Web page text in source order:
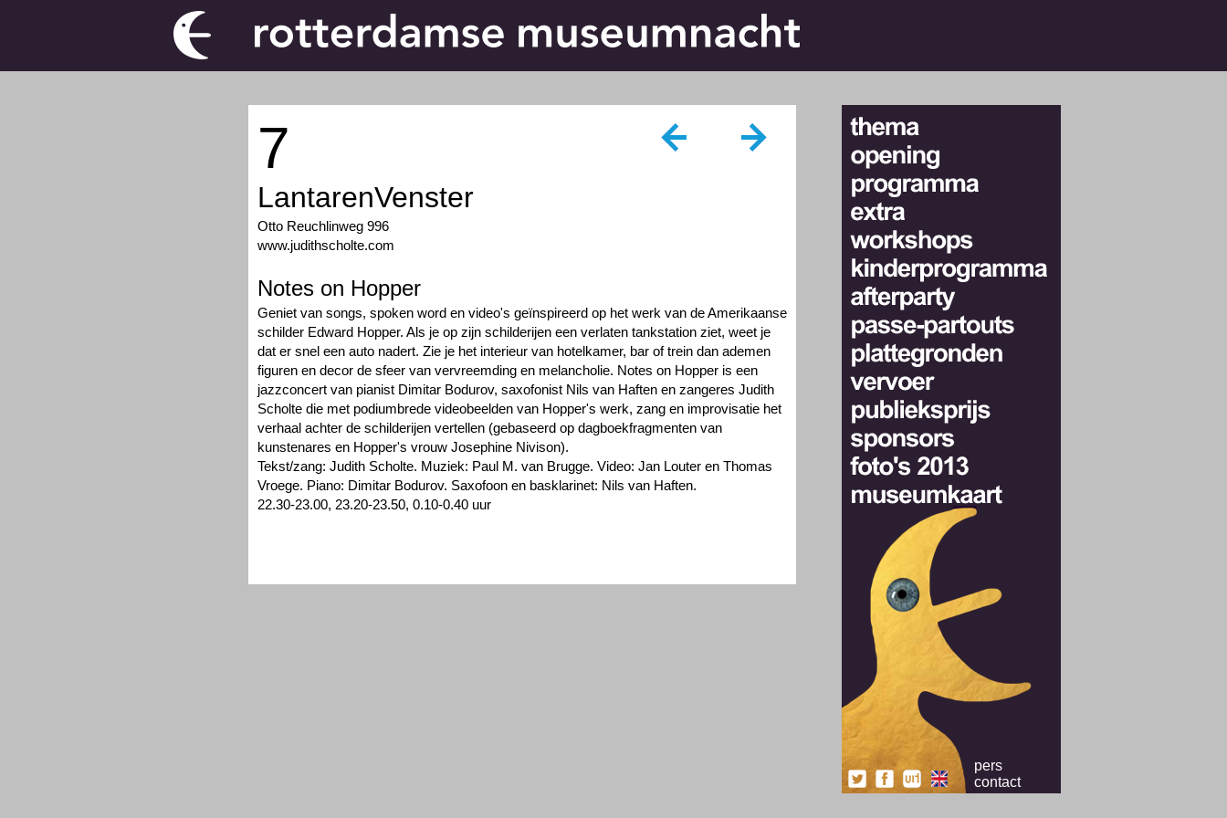
7
LantarenVenster
Otto Reuchlinweg 996
www.judithscholte.com
Notes on Hopper
Geniet van songs, spoken word en video's geïnspireerd op het werk van de Amerikaanse
schilder Edward Hopper. Als je op zijn schilderijen een verlaten tankstation ziet, weet je
dat er snel een auto nadert. Zie je het interieur van hotelkamer, bar of trein dan ademen
figuren en decor de sfeer van vervreemding en melancholie. Notes on Hopper is een
jazzconcert van pianist Dimitar Bodurov, saxofonist Nils van Haften en zangeres Judith
Scholte die met podiumbrede videobeelden van Hopper's werk, zang en improvisatie het
verhaal achter de schilderijen vertellen (gebaseerd op dagboekfragmenten van
kunstenares en Hopper's vrouw Josephine Nivison).
Tekst/zang: Judith Scholte. Muziek: Paul M. van Brugge. Video: Jan Louter en Thomas
Vroege. Piano: Dimitar Bodurov. Saxofoon en basklarinet: Nils van Haften.
22.30-23.00, 23.20-23.50, 0.10-0.40 uur
pers
contact